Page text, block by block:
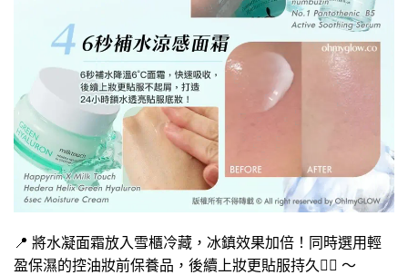
📍 將水凝面霜放入雪櫃冷藏，冰鎮效果加倍！同時選用輕
盈保濕的控油妝前保養品，後續上妝更貼服持久👌🏻 ～